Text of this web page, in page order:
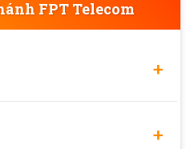
FPT Telecom
+
+